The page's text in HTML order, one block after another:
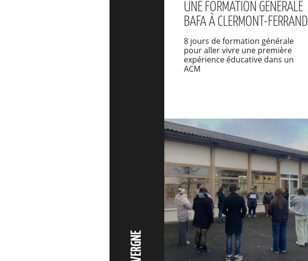
UNE FORMATION GÉNÉRALE
BAFA À CLERMONT-FERRAND
8 jours de formation générale
pour aller vivre une première
expérience éducative dans un
ACM